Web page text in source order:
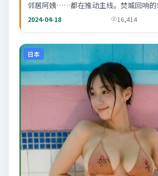
邻居阿姨……都在推动主线。焚城回响的
很浓。
2024-04-18 16,414
日本